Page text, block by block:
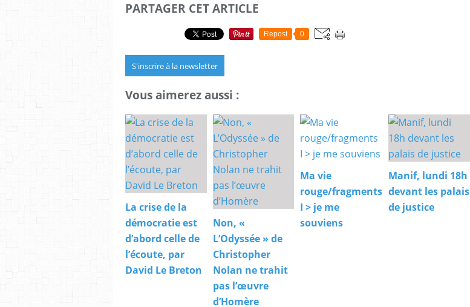
PARTAGER CET ARTICLE
Repost 0
S'inscrire à la newsletter
Vous aimerez aussi :
La crise de la
démocratie est
d’abord celle de
l’écoute, par
David Le Breton
Non, «
L’Odyssée » de
Christopher
Nolan ne trahit
pas l’œuvre
d’Homère
Ma vie
rouge/fragments
I > je me
souviens
Manif, lundi 18h
devant les palais
de justice